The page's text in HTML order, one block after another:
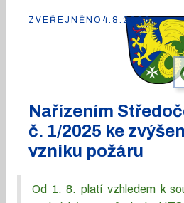
Nařízením
č. 1/2025 ke
vzniku požáru
Od 1. 8. platí vzhledem k
ZVEŘEJNĚNO 4.8.2026